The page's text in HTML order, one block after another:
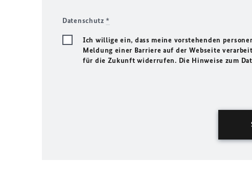
Datenschutz*
Ich willige ein, dass meine vorstehenden
Meldung einer Barriere auf der Webseite
für die Zukunft widerrufen. Die Hinweise zum